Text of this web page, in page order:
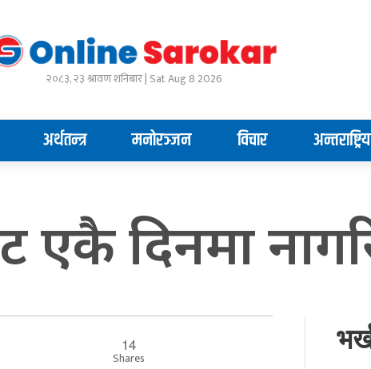
२०८३, २३ श्रावण शनिबार | Sat Aug 8 2026
अर्थतन्त्र मनोरञ्जन विचार अन्तराष्ट्रिय
एकै दिनमा
14
Shares